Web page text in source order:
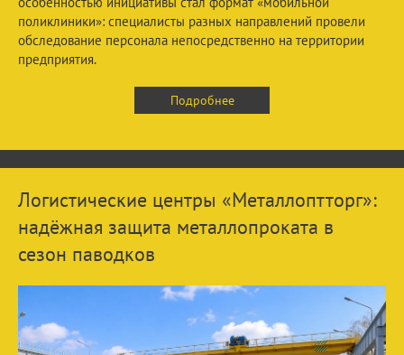
поликлиники»: специалисты разных направлений провели
обследование персонала непосредственно на территории
предприятия.
Подробнее
Логистические центры «Металлоптторг»:
надёжная защита металлопроката в
сезон паводков